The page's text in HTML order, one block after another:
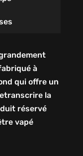
à
qui offre un
la
réservé
vapé